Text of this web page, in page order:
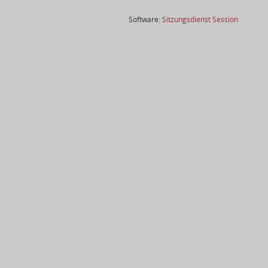
Software:SitzungsdienstSession(Wird in